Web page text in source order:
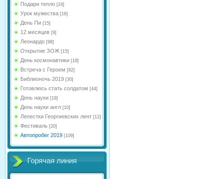
Подари тепло [24]
Урок мужества [16]
День Пи [15]
12 месяцев [9]
Леонардо [98]
Открытие ЗОЖ [15]
День космонавтики [18]
Встреча с Героем [82]
Библионочь 2019 [30]
Готовлюсь стать солдатом [44]
День науки [19]
День науки англ [10]
Лепестки Георгиевских лент [12]
Фестиваль [20]
Автопробег 2019 [109]
Горячая линия